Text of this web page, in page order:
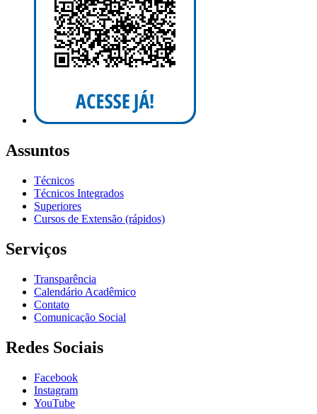
Assuntos
Técnicos
Técnicos Integrados
Superiores
Cursos de Extensão (rápidos)
Serviços
Transparência
Calendário Acadêmico
Contato
Comunicação Social
Redes Sociais
Facebook
Instagram
YouTube